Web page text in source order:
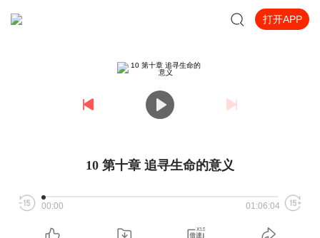
打开APP
10 第十章 追寻生命的意义
00:00 01:06:04